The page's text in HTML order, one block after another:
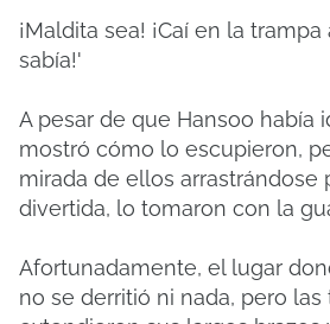
¡Maldita sea! ¡Caí en la
sabía!'
A pesar de que Hansoo había
mostró cómo lo escupieron,
mirada de ellos arrastrándose
divertida, lo tomaron con la
Afortunadamente, el lugar
no se derritió ni nada, pero las